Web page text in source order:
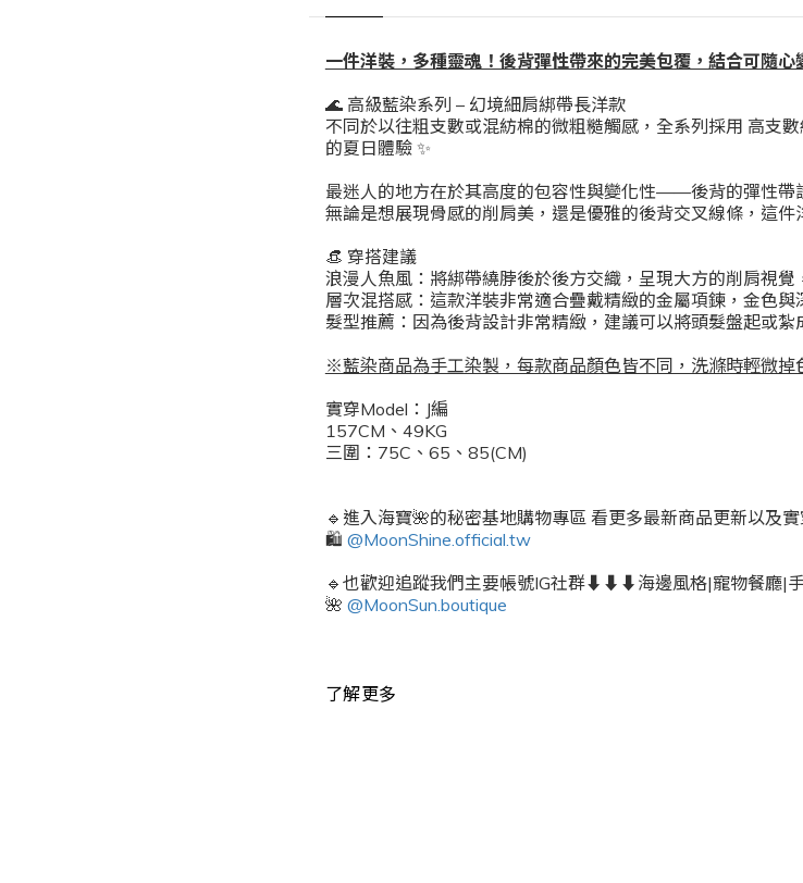
一件洋裝，多種靈魂！後背彈性帶來的完美包覆，結合可隨
🌊 高級藍染系列 – 幻境細肩綁帶長洋款
不同於以往粗支數或混紡棉的微粗糙觸感，全系列採用 高支
的夏日體驗 ✨
最迷人的地方在於其高度的包容性與變化性——後背的彈性帶
無論是想展現骨感的削肩美，還是優雅的後背交叉線條，這件
👒 穿搭建議
浪漫人魚風：將綁帶繞脖後於後方交織，呈現大方的削肩視
層次混搭感：這款洋裝非常適合疊戴精緻的金屬項鍊，金色
髮型推薦：因為後背設計非常精緻，建議可以將頭髮盤起或
※藍染商品為手工染製，每款商品顏色皆不同，洗滌時輕微掉
實穿Model：J編
157CM、49KG
三圍：75C、65、85(CM)
🔹進入海寶🌺的秘密基地購物專區 看更多最新商品更新以及實
🛍️ @MoonShine.official.tw
🔹也歡迎追蹤我們主要帳號IG社群⬇️⬇️⬇️海邊風格|寵物餐廳|
🌺 @MoonSun.boutique
了解更多